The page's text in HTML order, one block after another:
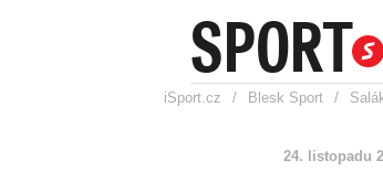
SPORT
iSport.cz / Blesk Sport /
24. listopadu